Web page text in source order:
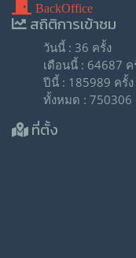
BackOffice
สถิติการเข้าชม
วันนี้ : 36 ครั้ง
เดือนนี้ : 64687 ค
ปีนี้ : 185989 ครั้ง
ทั้งหมด : 750306
ที่ตั้ง